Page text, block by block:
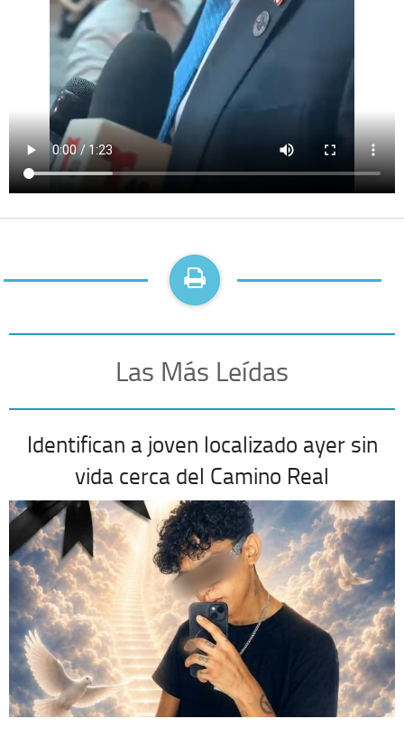
Las Más Leídas
Identifican a joven localizado ayer sin
vida cerca del Camino Real